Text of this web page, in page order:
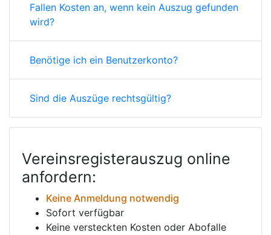
Fallen Kosten an, wenn kein Auszug gefunden
wird?
Benötige ich ein Benutzerkonto?
Sind die Auszüge rechtsgültig?
Vereinsregisterauszug online
anfordern:
Keine Anmeldung notwendig
Sofort verfügbar
Keine versteckten Kosten oder Abofalle